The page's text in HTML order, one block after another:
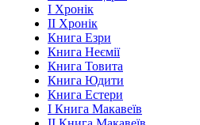
І Хронік
ІІ Хронік
Книга Езри
Книга Неємії
Книга Товита
Книга Юдити
Книга Естери
І Книга Макавеїв